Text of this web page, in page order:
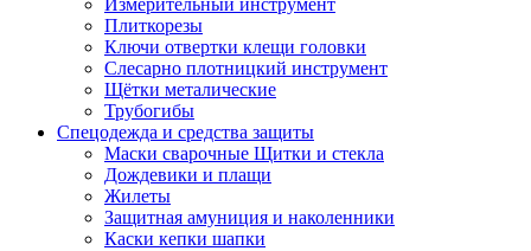
Измерительный инструмент
Плиткорезы
Ключи отвертки клещи головки
Слесарно плотницкий инструмент
Щётки металические
Трубогибы
Спецодежда и средства защиты
Маски сварочные Щитки и стекла
Дождевики и плащи
Жилеты
Защитная амуниция и наколенники
Каски кепки шапки